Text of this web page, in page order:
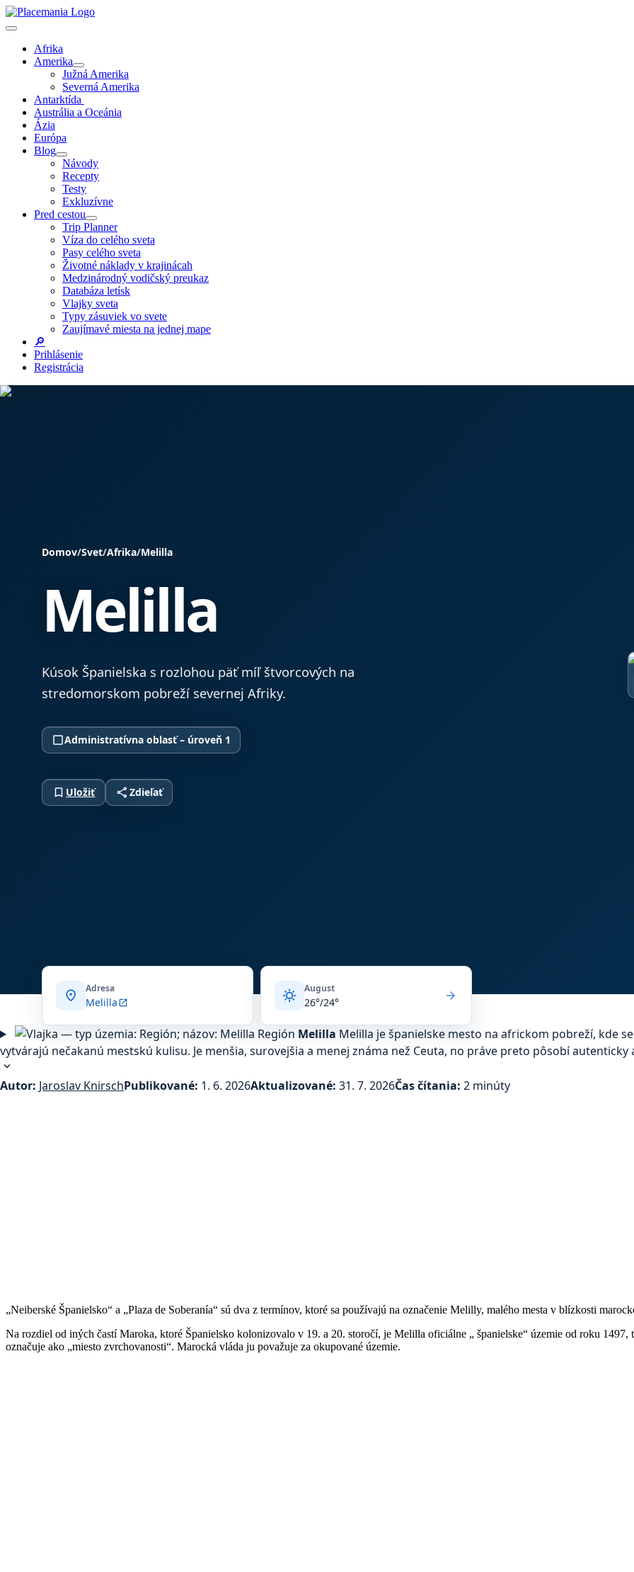
Afrika
Amerika
Južná Amerika
Severná Amerika
Antarktída
Austrália a Oceánia
Ázia
Európa
Blog
Návody
Recepty
Testy
Exkluzívne
Pred cestou
Trip Planner
Víza do celého sveta
Pasy celého sveta
Životné náklady v krajinácah
Medzinárodný vodičský preukaz
Databáza letísk
Vlajky sveta
Typy zásuviek vo svete
Zaujímavé miesta na jednej mape
🔎
Prihlásenie
Registrácia
Domov/Svet/Afrika/Melilla
Melilla
Kúsok Španielska s rozlohou päť míľ štvorcových na
stredomorskom pobreží severnej Afriky.
crop_squareAdministratívna oblasť – úroveň 1
bookmark_border Uložiť share Zdieľať
location_on Adresa
Melillaopen_in_new sunny August
26°/24° arrow_forward
Región Melilla Melilla je španielske mesto na africkom pobreží, kde
vytvárajú nečakanú mestskú kulisu. Je menšia, surovejšia a menej známa než Ceuta, no práve preto pôsobí autenticky
expand_more
Autor: Jaroslav KnirschPublikované: 1. 6. 2026Aktualizované: 31. 7. 2026Čas čítania: 2 minúty
„Neiberské Španielsko“ a „Plaza de Soberanía“ sú dva z termínov, ktoré sa používajú na označenie Melilly, malého mesta v blízkosti
Na rozdiel od iných častí Maroka, ktoré Španielsko kolonizovalo v 19. a 20. storočí, je Melilla oficiálne „ španielske“ územie od roku 1497,
označuje ako „miesto zvrchovanosti“. Marocká vláda ju považuje za okupované územie.